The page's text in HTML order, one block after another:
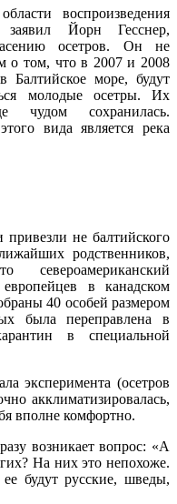
воспроизведения
Йорн Гесснер,
осетров. Он не
о том, что в 2007 и 2008
море, будут
молодые осетры. Их
чудом сохранилась.
вида является река
не балтийского
родственников,
в канадском
40 особей размером
была переправлена в
в специальной
эксперимента (осетров
акклиматизировалась,
вполне комфортно.
возникает вопрос: «А
На них это непохоже.
будут русские, шведы,